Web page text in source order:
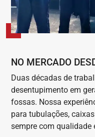
NO MERCADO
Duas décadas de
desentupimento em
fossas. Nossa
para tubulações,
sempre com qualidade